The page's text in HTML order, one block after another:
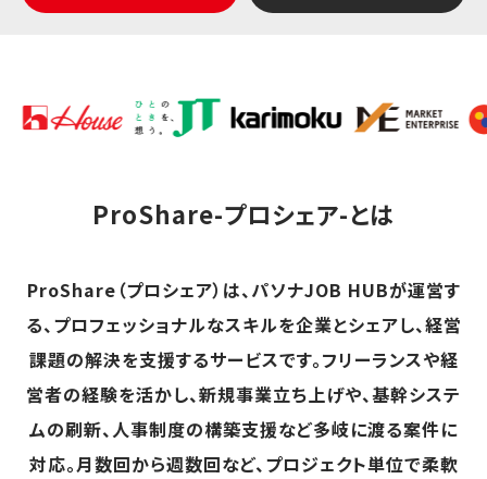
ProShare-プロシェア-とは
ProShare（プロシェア）は、パソナJOB HUBが運営す
る、プロフェッショナルなスキルを企業とシェアし、経営
課題の解決を支援するサービスです。フリーランスや経
営者の経験を活かし、新規事業立ち上げや、基幹システ
ムの刷新、人事制度の構築支援など多岐に渡る案件に
対応。月数回から週数回など、プロジェクト単位で柔軟